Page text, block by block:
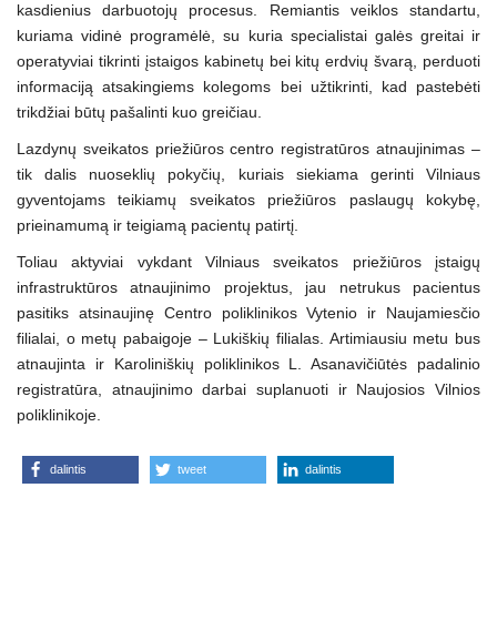
kasdienius darbuotojų procesus. Remiantis veiklos standartu,
kuriama vidinė programėlė, su kuria specialistai galės greitai ir
operatyviai tikrinti įstaigos kabinetų bei kitų erdvių švarą, perduoti
informaciją atsakingiems kolegoms bei užtikrinti, kad pastebėti
trikdžiai būtų pašalinti kuo greičiau.
Lazdynų sveikatos priežiūros centro registratūros atnaujinimas –
tik dalis nuoseklių pokyčių, kuriais siekiama gerinti Vilniaus
gyventojams teikiamų sveikatos priežiūros paslaugų kokybę,
prieinamumą ir teigiamą pacientų patirtį.
Toliau aktyviai vykdant Vilniaus sveikatos priežiūros įstaigų
infrastruktūros atnaujinimo projektus, jau netrukus pacientus
pasitiks atsinaujinę Centro poliklinikos Vytenio ir Naujamiesčio
filialai, o metų pabaigoje – Lukiškių filialas. Artimiausiu metu bus
atnaujinta ir Karoliniškių poliklinikos L. Asanavičiūtės padalinio
registratūra, atnaujinimo darbai suplanuoti ir Naujosios Vilnios
poliklinikoje.
dalintis tweet dalintis